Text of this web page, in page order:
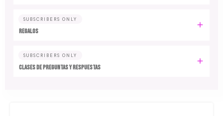
SUBSCRIBERS ONLY
Regalos
SUBSCRIBERS ONLY
Clases de preguntas y respuestas